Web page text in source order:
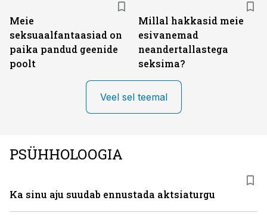
Meie
seksuaalfantaasiad on
paika pandud geenide
poolt
Millal hakkasid meie
esivanemad
neandertallastega
seksima?
Veel sel teemal
PSÜHHOLOOGIA
Ka sinu aju suudab ennustada aktsiaturgu